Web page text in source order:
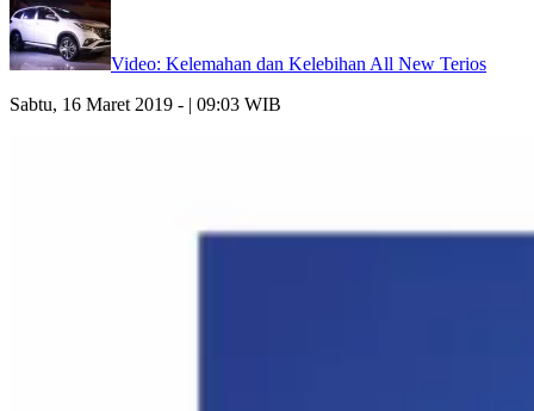
Video: Kelemahan dan Kelebihan All New Terios
Sabtu, 16 Maret 2019 - | 09:03 WIB